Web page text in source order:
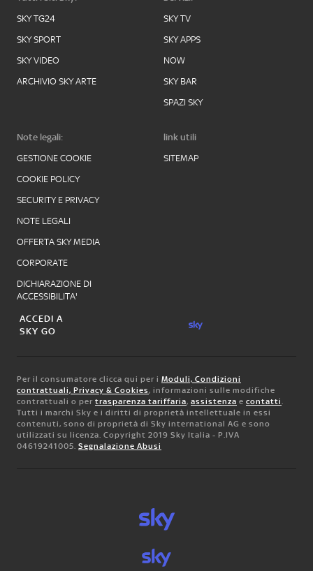
SKY TG24
SKY SPORT
SKY VIDEO
ARCHIVIO SKY ARTE
SKY TV
SKY APPS
NOW
SKY BAR
SPAZI SKY
Note legali:
GESTIONE COOKIE
COOKIE POLICY
SECURITY E PRIVACY
NOTE LEGALI
OFFERTA SKY MEDIA
CORPORATE
DICHIARAZIONE DI
ACCESSIBILITA'
link utili
SITEMAP
ACCEDI A
SKY GO
Per il consumatore clicca qui per i Moduli, Condizioni
contrattuali, Privacy & Cookies, informazioni sulle modifiche
contrattuali o per trasparenza tariffaria, assistenza e contatti.
Tutti i marchi Sky e i diritti di proprietà intellettuale in essi
contenuti, sono di proprietà di Sky international AG e sono
utilizzati su licenza. Copyright 2019 Sky Italia - P.IVA
04619241005. Segnalazione Abusi